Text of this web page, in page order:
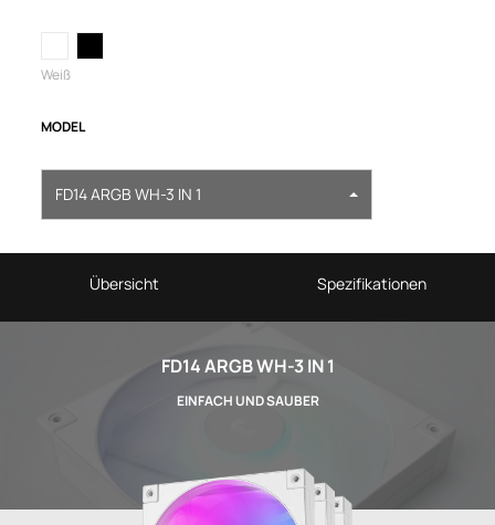
Weiß
MODEL
FD14 ARGB WH-3 IN 1
Übersicht Spezifikationen
FD14 ARGB WH-3 IN 1
EINFACH UND SAUBER